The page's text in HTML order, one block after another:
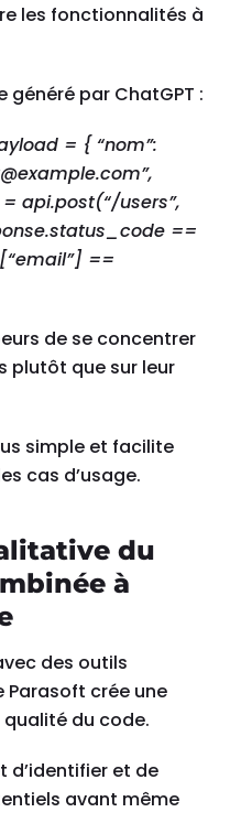
les fonctionnalités à
généré par ChatGPT :
= { “nom”:
api.post(“/users”,
==
==
de se concentrer
plutôt que sur leur
simple et facilite
cas d’usage.
du
à
des outils
Parasoft crée une
du code.
d’identifier et de
avant même